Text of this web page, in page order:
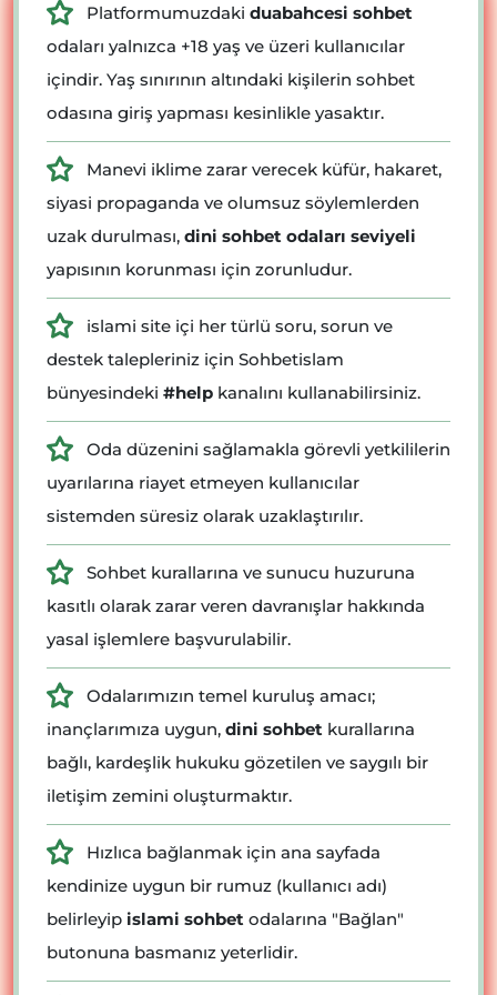
Platformumuzdaki duabahcesi sohbet
odaları yalnızca +18 yaş ve üzeri kullanıcılar
içindir. Yaş sınırının altındaki kişilerin sohbet
odasına giriş yapması kesinlikle yasaktır.
Manevi iklime zarar verecek küfür, hakaret,
siyasi propaganda ve olumsuz söylemlerden
uzak durulması, dini sohbet odaları seviyeli
yapısının korunması için zorunludur.
islami site içi her türlü soru, sorun ve
destek talepleriniz için Sohbetislam
bünyesindeki #help kanalını kullanabilirsiniz.
Oda düzenini sağlamakla görevli yetkililerin
uyarılarına riayet etmeyen kullanıcılar
sistemden süresiz olarak uzaklaştırılır.
Sohbet kurallarına ve sunucu huzuruna
kasıtlı olarak zarar veren davranışlar hakkında
yasal işlemlere başvurulabilir.
Odalarımızın temel kuruluş amacı;
inançlarımıza uygun, dini sohbet kurallarına
bağlı, kardeşlik hukuku gözetilen ve saygılı bir
iletişim zemini oluşturmaktır.
Hızlıca bağlanmak için ana sayfada
kendinize uygun bir rumuz (kullanıcı adı)
belirleyip islami sohbet odalarına "Bağlan"
butonuna basmanız yeterlidir.